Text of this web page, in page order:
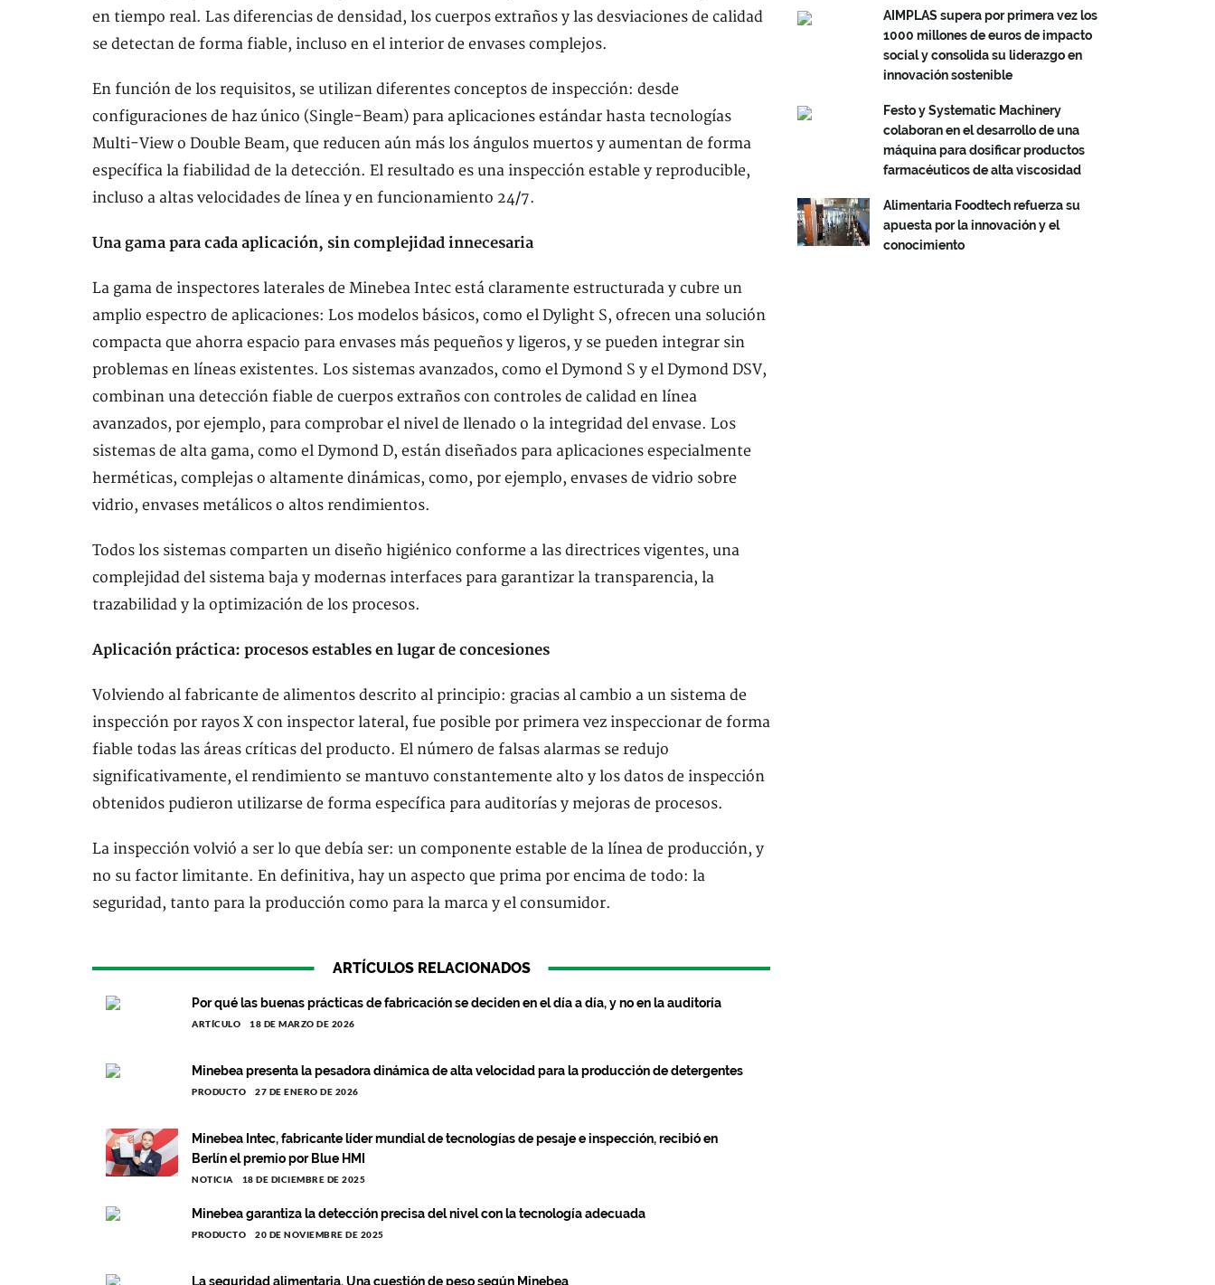
en tiempo real. Las diferencias de densidad, los cuerpos extraños y las desviaciones de calidad
se detectan de forma fiable, incluso en el interior de envases complejos.
En función de los requisitos, se utilizan diferentes conceptos de inspección: desde
configuraciones de haz único (Single-Beam) para aplicaciones estándar hasta tecnologías
Multi-View o Double Beam, que reducen aún más los ángulos muertos y aumentan de forma
específica la fiabilidad de la detección. El resultado es una inspección estable y reproducible,
incluso a altas velocidades de línea y en funcionamiento 24/7.
Una gama para cada aplicación, sin complejidad innecesaria
La gama de inspectores laterales de Minebea Intec está claramente estructurada y cubre un
amplio espectro de aplicaciones: Los modelos básicos, como el Dylight S, ofrecen una solución
compacta que ahorra espacio para envases más pequeños y ligeros, y se pueden integrar sin
problemas en líneas existentes. Los sistemas avanzados, como el Dymond S y el Dymond DSV,
combinan una detección fiable de cuerpos extraños con controles de calidad en línea
avanzados, por ejemplo, para comprobar el nivel de llenado o la integridad del envase. Los
sistemas de alta gama, como el Dymond D, están diseñados para aplicaciones especialmente
herméticas, complejas o altamente dinámicas, como, por ejemplo, envases de vidrio sobre
vidrio, envases metálicos o altos rendimientos.
Todos los sistemas comparten un diseño higiénico conforme a las directrices vigentes, una
complejidad del sistema baja y modernas interfaces para garantizar la transparencia, la
trazabilidad y la optimización de los procesos.
Aplicación práctica: procesos estables en lugar de concesiones
Volviendo al fabricante de alimentos descrito al principio: gracias al cambio a un sistema de
inspección por rayos X con inspector lateral, fue posible por primera vez inspeccionar de forma
fiable todas las áreas críticas del producto. El número de falsas alarmas se redujo
significativamente, el rendimiento se mantuvo constantemente alto y los datos de inspección
obtenidos pudieron utilizarse de forma específica para auditorías y mejoras de procesos.
La inspección volvió a ser lo que debía ser: un componente estable de la línea de producción, y
no su factor limitante. En definitiva, hay un aspecto que prima por encima de todo: la
seguridad, tanto para la producción como para la marca y el consumidor.
ARTÍCULOS RELACIONADOS
Por qué las buenas prácticas de fabricación se deciden en el día a día, y no en la auditoría
ARTÍCULO 18 DE MARZO DE 2026
Minebea presenta la pesadora dinámica de alta velocidad para la producción de detergentes
PRODUCTO 27 DE ENERO DE 2026
Minebea Intec, fabricante líder mundial de tecnologías de pesaje e inspección, recibió en
Berlín el premio por Blue HMI
NOTICIA 18 DE DICIEMBRE DE 2025
Minebea garantiza la detección precisa del nivel con la tecnología adecuada
PRODUCTO 20 DE NOVIEMBRE DE 2025
La seguridad alimentaria. Una cuestión de peso según Minebea
AIMPLAS supera por primera vez los
1000 millones de euros de impacto
social y consolida su liderazgo en
innovación sostenible
Festo y Systematic Machinery
colaboran en el desarrollo de una
máquina para dosificar productos
farmacéuticos de alta viscosidad
Alimentaria Foodtech refuerza su
apuesta por la innovación y el
conocimiento